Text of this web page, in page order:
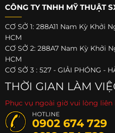
CÔNG TY TNHH MỸ THUẬT
CƠ SỞ 1: 288A11 Nam Kỳ Khởi
HCM
CƠ SỞ 2: 288A7 Nam Kỳ Khởi
HCM
CƠ SỞ 3 : 527 - GIẢI PHÓNG -
THỜI GIAN LÀM
Phục vụ ngoài giờ vui lòng liên
HOTLINE
0902 674 729